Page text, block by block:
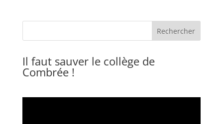
Il faut sauver le collège de
Combrée !